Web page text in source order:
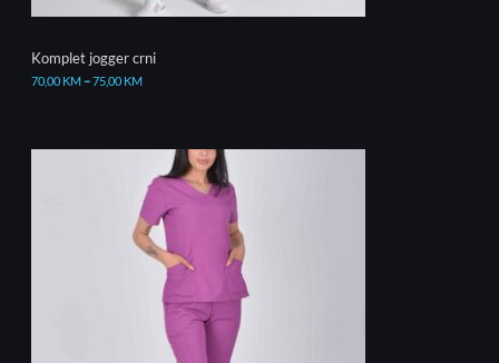
Komplet jogger crni
70,00 KM–75,00 KM